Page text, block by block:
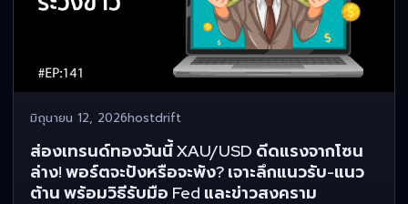
มิถุนายน 12, 2026hostdrift
ส่องเทรนด์ทองวันนี้ XAU/USD ดีดแรงจากโซน
ล่าง! พอร์ตจะปังหรือจะพัง? เจาะลึกแนวรับ-แนว
ต้าน พร้อมวิธีรับมือ Fed และข่าวสงคราม